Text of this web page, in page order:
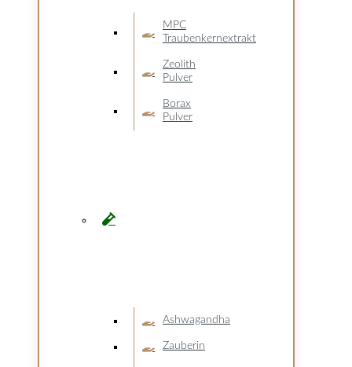
MPC
Traubenkernextrakt
Zeolith
Pulver
Borax
Pulver
Ashwagandha
Zauberin